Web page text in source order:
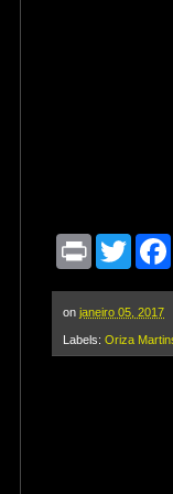
n
t
w
t
t
r
on janeiro 05, 2017
Labels: Oriza